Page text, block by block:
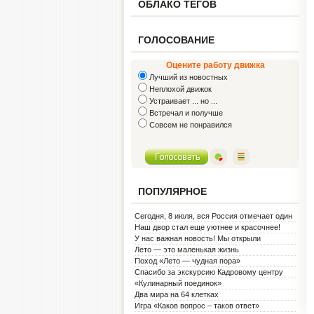
ОБЛАКО ТЕГОВ
ГОЛОСОВАНИЕ
Оцените работу движка
Лучший из новостных
Неплохой движок
Устраивает ... но ...
Встречал и получше
Совсем не понравился
ПОПУЛЯРНОЕ
Сегодня, 8 июля, вся Россия отмечает один
из самых светлых праздников — День
семьи, любви и верности!
Наш двор стал еще уютнее и красочнее!
У нас важная новость! Мы открыли
Социальную гостиную.
Лето — это маленькая жизнь
Поход «Лето — чудная пора»
Спасибо за экскурсию Кадровому центру
«Кулинарный поединок»
Два мира на 64 клетках
Игра «Каков вопрос – таков ответ»